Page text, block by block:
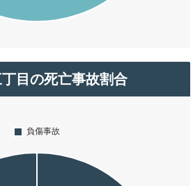
目の死亡事故割合